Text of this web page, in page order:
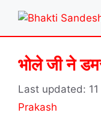
content
भोले जी ने
Prakash